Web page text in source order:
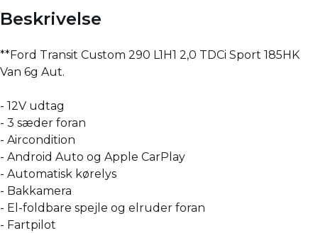
Beskrivelse
**Ford Transit Custom 290 L1H1 2,0 TDCi Sport 185HK
Van 6g Aut.
- 12V udtag
- 3 sæder foran
- Aircondition
- Android Auto og Apple CarPlay
- Automatisk kørelys
- Bakkamera
- El-foldbare spejle og elruder foran
- Fartpilot